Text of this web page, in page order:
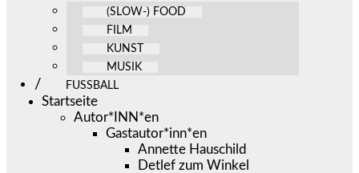
(SLOW-) FOOD
FILM
KUNST
MUSIK
FUSSBALL
Startseite
Autor*INN*en
Gastautor*inn*en
Annette Hauschild
Detlef zum Winkel